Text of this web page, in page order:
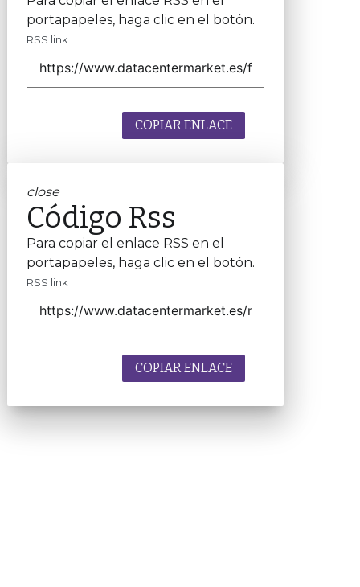
portapapeles, haga clic en el botón.
RSS link
COPIAR ENLACE
close
Código Rss
Para copiar el enlace RSS en el
portapapeles, haga clic en el botón.
RSS link
COPIAR ENLACE